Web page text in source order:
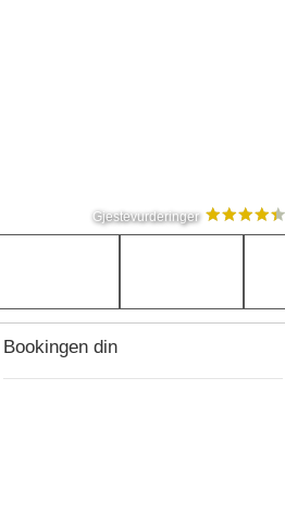
Gjestevurderinger
Bookingen din